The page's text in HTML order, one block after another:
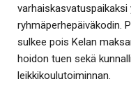
ryhmäperhepäiväkodin.
sulkee pois Kelan
hoidon tuen sekä
leikkikoulutoiminnan.